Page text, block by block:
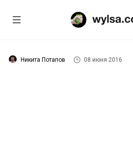
Никита Потапов 08 июня 2016